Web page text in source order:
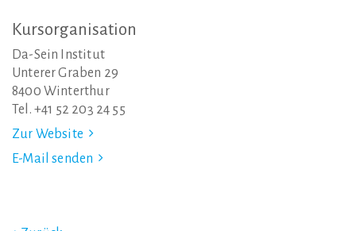
Kursorganisation
Da-Sein Institut
Unterer Graben 29
8400 Winterthur
Tel. +41 52 203 24 55
Zur Website
E-Mail senden